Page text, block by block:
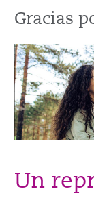
Gracias
Un